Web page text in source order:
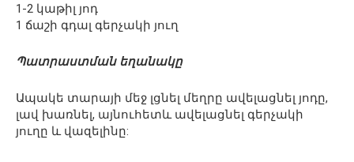
1-2 կաթիլ յոդ
1 ճաշի գդալ գերչակի յուղ
Պատրաստման եղանակը
Ապակե տարայի մեջ լցնել մեղրը ավելացնել յոդը,
լավ խառնել, այնուհետև ավելացնել գերչակի
յուղը և վազելինը: